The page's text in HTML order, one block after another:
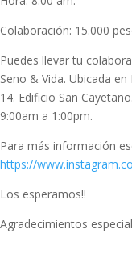
Colaboración: 15.000
Puedes llevar tu
Seno & Vida. Ubicada
14. Edificio San
9:00am a 1:00pm.
Para más información
https://
Los esperamos!!
Agradecimientos